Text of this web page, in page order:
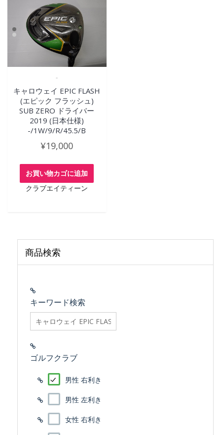
-
キャロウェイ EPIC FLASH
(エピック フラッシュ)
SUB ZERO ドライバー
2019 (日本仕様)
-/1W/9/R/45.5/B
¥19,000
お買い物カゴに追加
クラブエイティーン
商品検索
キーワード検索
searchfilter_pro
ゴルフクラブ
男性 右利き
男性 左利き
女性 右利き